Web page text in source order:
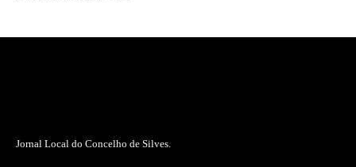
Jornal Local do Concelho de Silves.